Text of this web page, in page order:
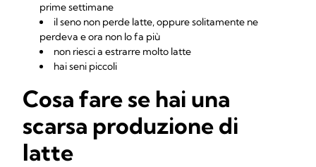
prime settimane
il seno non perde latte, oppure solitamente ne
perdeva e ora non lo fa più
non riesci a estrarre molto latte
hai seni piccoli
Cosa fare se hai una
scarsa produzione di
latte